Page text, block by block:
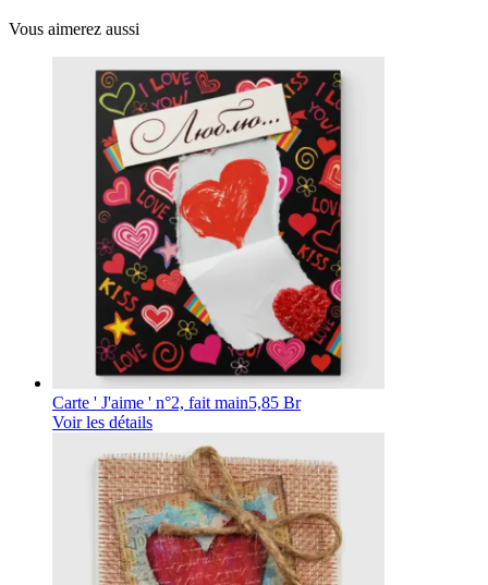
Vous aimerez aussi
Carte ' J'aime ' n°2, fait main5,85 Br
Voir les détails